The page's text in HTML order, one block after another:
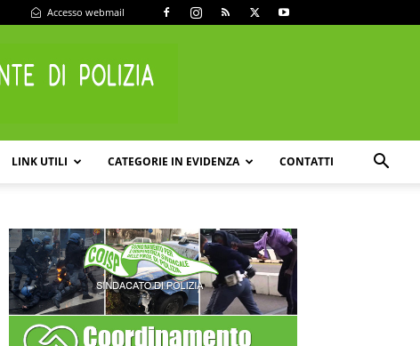
Accesso webmail
LINK UTILI CATEGORIE IN EVIDENZA CONTATTI